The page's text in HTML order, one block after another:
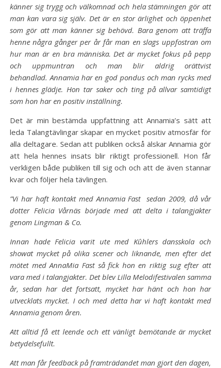
känner sig trygg och välkomnad och hela stämningen gör att
man kan vara sig själv. Det är en stor ärlighet och öppenhet
som gör att man känner sig behövd. Bara genom att träffa
henne några gånger per år får man en slags uppfostran om
hur man är en bra människa. Det är mycket fokus på pepp
och uppmuntran och man blir aldrig orättvist
behandlad. Annamia har en god pondus och man rycks med
i hennes glädje. Hon tar saker och ting på allvar samtidigt
som hon har en positiv inställning.
Det är min bestämda uppfattning att Annamia’s sätt att
leda Talangtävlingar skapar en mycket positiv atmosfär för
alla deltagare. Sedan att publiken också älskar Annamia gör
att hela hennes insats blir riktigt professionell. Hon får
verkligen både publiken till sig och och att de även stannar
kvar och följer hela tävlingen.
”Vi har haft kontakt med Annamia Fast sedan 2009, då vår
dotter Felicia Vårnäs började med att delta i talangjakter
genom Lingman & Co.
Innan hade Felicia varit ute med Kûhlers dansskola och
showat mycket på olika scener och liknande, men efter det
mötet med AnnaMia Fast så fick hon en riktig sug efter att
vara med i talangjakter. Det blev Lilla Melodifestivalen samma
år, sedan har det fortsatt, mycket har hänt och hon har
utvecklats mycket. I och med detta har vi haft kontakt med
Annamia genom åren.
Att alltid få ett leende och ett vänligt bemötande är mycket
betydelsefullt.
Att man får feedback på framträdandet man gjort den dagen,